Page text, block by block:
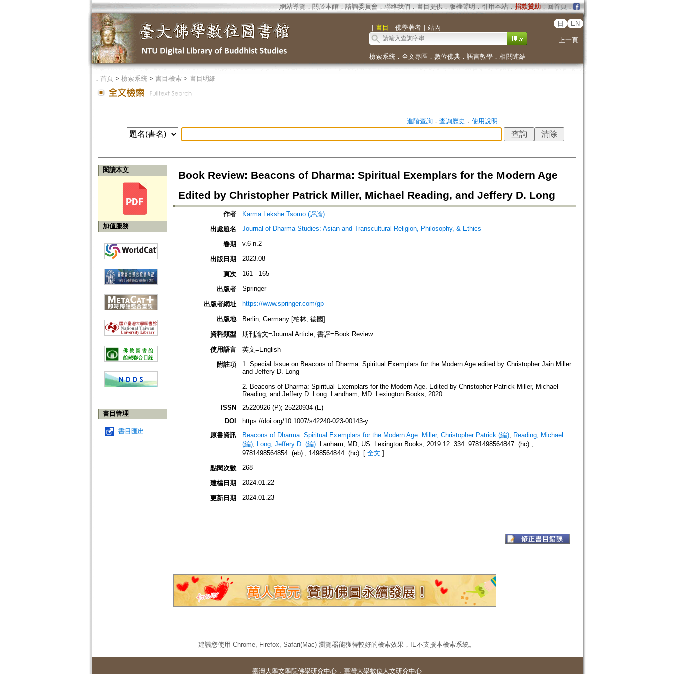
網站導覽 ． 關於本館． 諮詢委員會． 聯絡我們 ． 書目提供． 版權聲明 ． 引用本站． 捐款贊助．回首頁．
｜ 書目 ｜ 佛學著者｜ 站內 ｜
日 EN
上一頁
檢索系統． 全文專區 ． 數位佛典． 語言教學． 相關連結
． 首頁> 檢索系統> 書目檢索> 書目明細
進階查詢． 查詢歷史 ． 使用說明
閱讀本文
加值服務
書目管理
書目匯出
Book Review: Beacons of Dharma: Spiritual Exemplars for the Modern Age
Edited by Christopher Patrick Miller, Michael Reading, and Jeffery D. Long
作者
Karma Lekshe Tsomo (評論)
出處題名
Journal of Dharma Studies: Asian and Transcultural Religion, Philosophy, & Ethics
卷期 v.6 n.2
出版日期 2023.08
頁次 161 - 165
出版者 Springer
出版者網址 https://www.springer.com/gp
出版地
Berlin, Germany [柏林, 德國]
資料類型
期刊論文=Journal Article; 書評=Book Review
使用語言
英文=English
附註項
1. Special Issue on Beacons of Dharma: Spiritual Exemplars for the Modern Age edited by Christopher Jain Miller
and Jeffery D. Long
2. Beacons of Dharma: Spiritual Exemplars for the Modern Age. Edited by Christopher Patrick Miller, Michael
Reading, and Jeffery D. Long. Landham, MD: Lexington Books, 2020.
ISSN
25220926 (P); 25220934 (E)
DOI
https://doi.org/10.1007/s42240-023-00143-y
原書資訊
Beacons of Dharma: Spiritual Exemplars for the Modern Age. Miller, Christopher Patrick (編); Reading, Michael
(編); Long, Jeffery D. (編). Lanham, MD, US: Lexington Books, 2019.12. 334. 9781498564847. (hc).;
9781498564854. (eb).; 1498564844. (hc). [ 全文 ]
點閱次數
268
建檔日期 2024.01.22
更新日期 2024.01.23
建議您使用 Chrome, Firefox, Safari(Mac) 瀏覽器能獲得較好的檢索效果，IE不支援本檢索系統。
臺灣大學文學院佛學研究中心 ． 臺灣大學數位人文研究中心